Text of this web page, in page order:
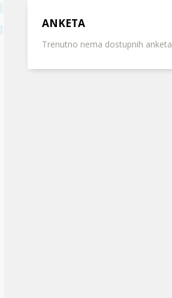
ANKETA
Trenutno nema dostupnih anketa